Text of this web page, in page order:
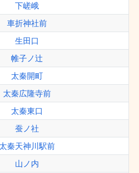
下嵯峨
車折神社前
生田口
帷子ノ辻
太秦開町
太秦広隆寺前
太秦東口
蚕ノ社
太秦天神川駅前
山ノ内